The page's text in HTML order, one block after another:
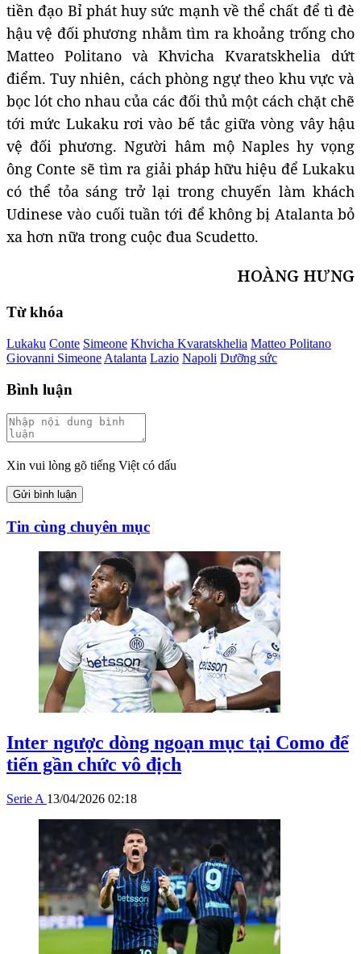
tiền đạo Bỉ phát huy sức mạnh về thể chất để tì đè
hậu vệ đối phương nhằm tìm ra khoảng trống cho
Matteo Politano và Khvicha Kvaratskhelia dứt
điểm. Tuy nhiên, cách phòng ngự theo khu vực và
bọc lót cho nhau của các đối thủ một cách chặt chẽ
tới mức Lukaku rơi vào bế tắc giữa vòng vây hậu
vệ đối phương. Người hâm mộ Naples hy vọng
ông Conte sẽ tìm ra giải pháp hữu hiệu để Lukaku
có thể tỏa sáng trở lại trong chuyến làm khách
Udinese vào cuối tuần tới để không bị Atalanta bỏ
xa hơn nữa trong cuộc đua Scudetto.
HOÀNG HƯNG
Từ khóa
Lukaku Conte Simeone Khvicha Kvaratskhelia Matteo Politano
Giovanni Simeone Atalanta Lazio Napoli Dưỡng sức
Bình luận
Xin vui lòng gõ tiếng Việt có dấu
Gửi bình luận
Tin cùng chuyên mục
Inter ngược dòng ngoạn mục tại Como để
tiến gần chức vô địch
Serie A 13/04/2026 02:18